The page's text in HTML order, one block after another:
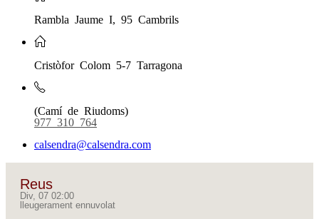
Rambla Jaume I, 95 Cambrils
Cristòfor Colom 5-7 Tarragona
(Camí de Riudoms)
977 310 764
calsendra@calsendra.com
Reus
Div, 07 02:00
lleugerament ennuvolat